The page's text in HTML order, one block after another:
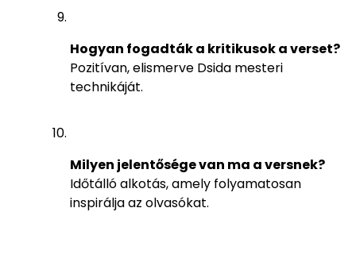
Hogyan fogadták a kritikusok a verset?
Pozitívan, elismerve Dsida mesteri
technikáját.
Milyen jelentősége van ma a versnek?
Időtálló alkotás, amely folyamatosan
inspirálja az olvasókat.